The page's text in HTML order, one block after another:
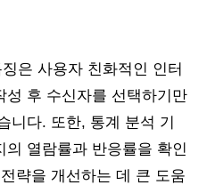
은 사용자 친화적인 인터
성 후 수신자를 선택하기만
니다. 또한, 통계 분석 기
의 열람률과 반응률을 확인
략을 개선하는 데 큰 도움